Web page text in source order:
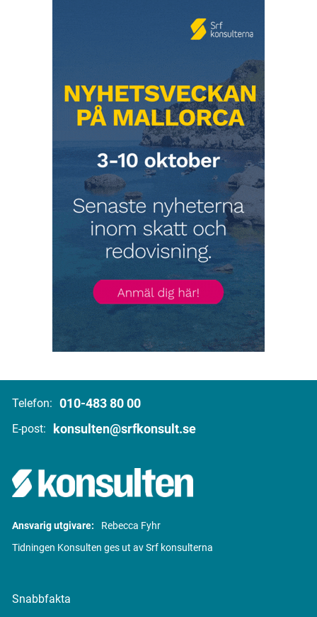
Telefon: 010-483 80 00
E-post: konsulten@srfkonsult.se
Ansvarig utgivare:
Rebecca Fyhr
Tidningen Konsulten ges ut av Srf konsulterna
Snabbfakta